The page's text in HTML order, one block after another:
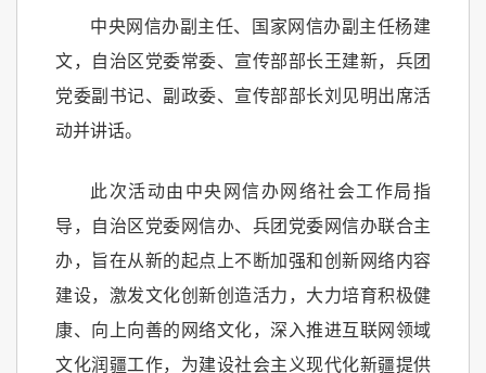
中央网信办副主任、国家网信办副主任杨建
文，自治区党委常委、宣传部部长王建新，兵团
党委副书记、副政委、宣传部部长刘见明出席活
动并讲话。
此次活动由中央网信办网络社会工作局指
导，自治区党委网信办、兵团党委网信办联合主
办，旨在从新的起点上不断加强和创新网络内容
建设，激发文化创新创造活力，大力培育积极健
康、向上向善的网络文化，深入推进互联网领域
文化润疆工作，为建设社会主义现代化新疆提供